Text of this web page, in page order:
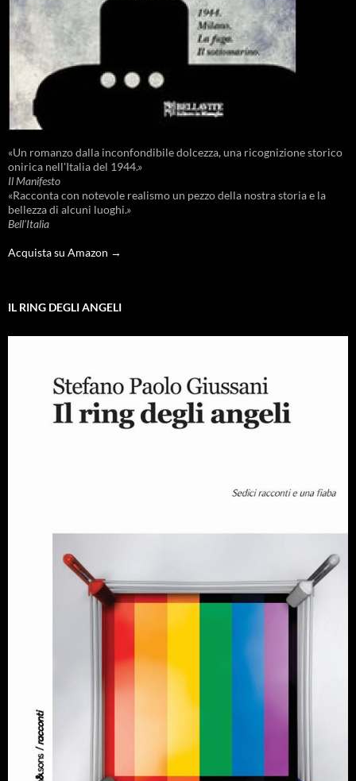
«Un romanzo dalla inconfondibile dolcezza, una ricognizione storico
onirica nell'Italia del 1944.»
Il Manifesto
«Racconta con notevole realismo un pezzo della nostra storia e la
bellezza di alcuni luoghi.»
Bell'Italia
Acquista su Amazon →
IL RING DEGLI ANGELI